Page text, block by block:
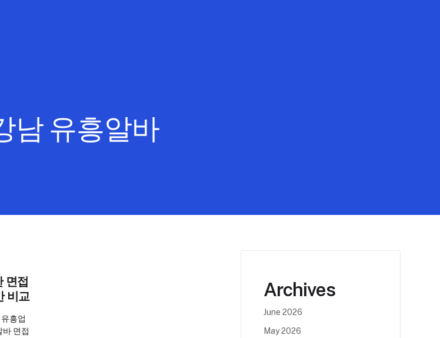
남 유흥알바
면접
비교
흥업
바 면접
Archives
June 2026
May 2026